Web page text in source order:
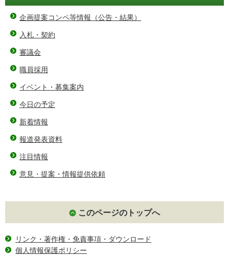
企画提案コンペ等情報（公告・結果）
入札・契約
審議会
職員採用
イベント・募集案内
今日の予定
新着情報
報道発表資料
注目情報
意見・提案・情報提供依頼
このページのトップへ
リンク・著作権・免責事項・ダウンロード
個人情報保護ポリシー